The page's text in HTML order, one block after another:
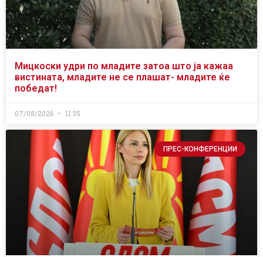
Мицкоски удри по младите затоа што ја кажаа
вистината, младите не се плашат- младите ќе
победат!
07/08/2026 11:35
ПРЕС-КОНФЕРЕНЦИИ